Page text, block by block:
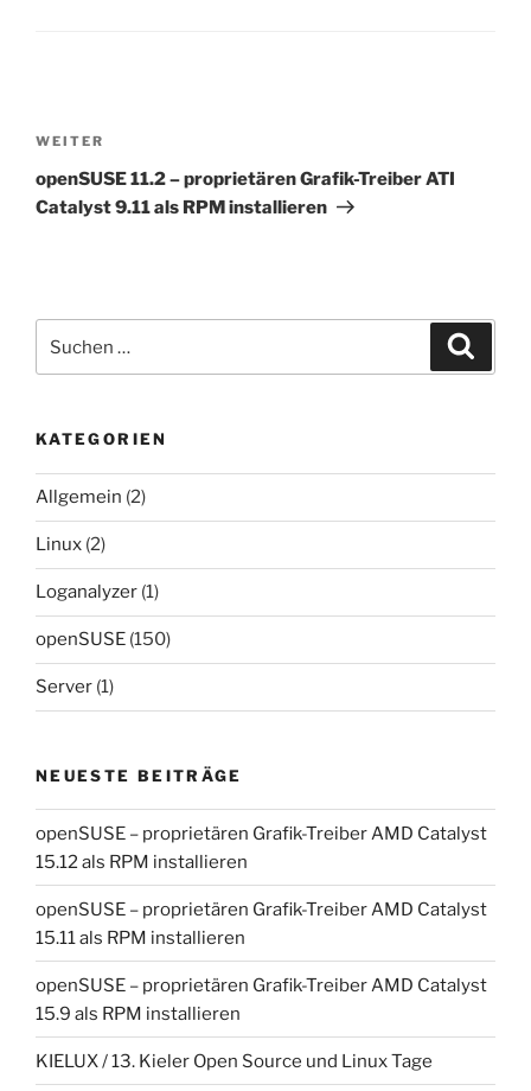
Nächster
Beitrag
WEITER
openSUSE 11.2 – proprietären Grafik-Treiber ATI
Catalyst 9.11 als RPM installieren
nach:
KATEGORIEN
Allgemein (2)
Linux (2)
Loganalyzer (1)
openSUSE (150)
Server (1)
NEUESTE BEITRÄGE
openSUSE – proprietären Grafik-Treiber AMD Catalyst
15.12 als RPM installieren
openSUSE – proprietären Grafik-Treiber AMD Catalyst
15.11 als RPM installieren
openSUSE – proprietären Grafik-Treiber AMD Catalyst
15.9 als RPM installieren
KIELUX / 13. Kieler Open Source und Linux Tage